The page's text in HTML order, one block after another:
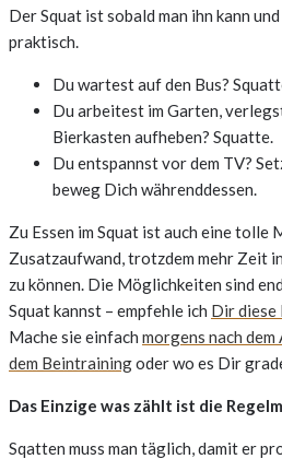
Der Squat ist sobald man ihn kann
praktisch.
Du wartest auf den Bus?
Du arbeitest im Garten,
Bierkasten aufheben? Squatte.
Du entspannst vor dem TV?
beweg Dich währenddessen.
Zu Essen im Squat ist auch eine tolle
Zusatzaufwand, trotzdem mehr Zeit
zu können. Die Möglichkeiten sind
Squat kannst – empfehle ich Dir diese
Mache sie einfach morgens nach
dem Beintrainingoder wo es Dir
Das Einzige was zählt ist die
Sqatten muss man täglich, damit er